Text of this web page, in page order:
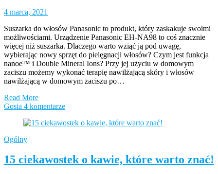
4 marca, 2021
Suszarka do włosów Panasonic to produkt, który zaskakuje swoimi
możliwościami. Urządzenie Panasonic EH-NA98 to coś znacznie
więcej niż suszarka. Dlaczego warto wziąć ją pod uwagę,
wybierając nowy sprzęt do pielęgnacji włosów? Czym jest funkcja
nanoe™ i Double Mineral Ions? Przy jej użyciu w domowym
zaciszu możemy wykonać terapię nawilżającą skóry i włosów
nawilżającą w domowym zaciszu po…
Read More
Gosia 4 komentarze
Ogólny
15 ciekawostek o kawie, które warto znać!